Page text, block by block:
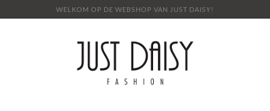
WELKOM OP DE WEBSHOP VAN JUST DAISY!
SALE OVER ONS LOOKBOOK
CONTACT